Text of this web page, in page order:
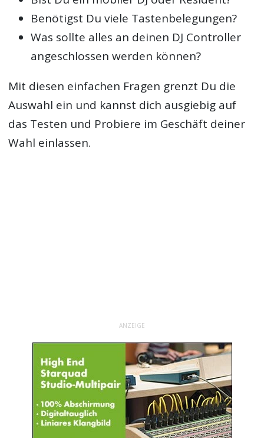
Benötigst Du viele Tastenbelegungen?
Was sollte alles an deinen DJ Controller
angeschlossen werden können?
Mit diesen einfachen Fragen grenzt Du die
Auswahl ein und kannst dich ausgiebig auf
das Testen und Probiere im Geschäft deiner
Wahl einlassen.
ANZEIGE